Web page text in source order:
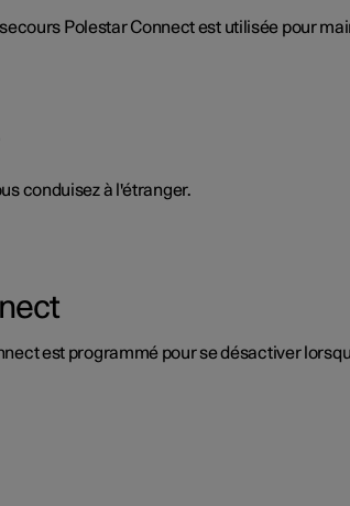
Polestar Connect est utilisée pour
conduisez à l'étranger.
est programmé pour se désactiver